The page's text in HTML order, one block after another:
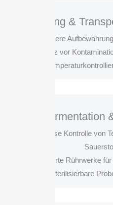
Lagerung &
• Sichere
• Schutz vor
•
Fermentation
• Präzise Kontrolle von
• Integrierte Rührwerke
• Sterilisierbare